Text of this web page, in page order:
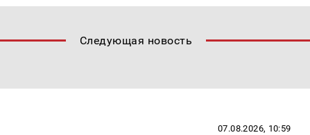
Следующая новость
07.08.2026, 10:59